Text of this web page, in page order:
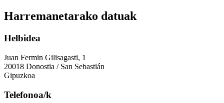
Harremanetarako datuak
Helbidea
Juan Fermin Gilisagasti, 1
20018 Donostia / San Sebastián
Gipuzkoa
Telefonoa/k